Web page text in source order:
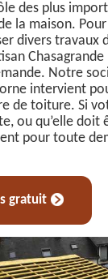
des plus
la maison.
divers travaux
Notre
intervient
de toiture. Si
ou qu’elle doit
pour toute
gratuit